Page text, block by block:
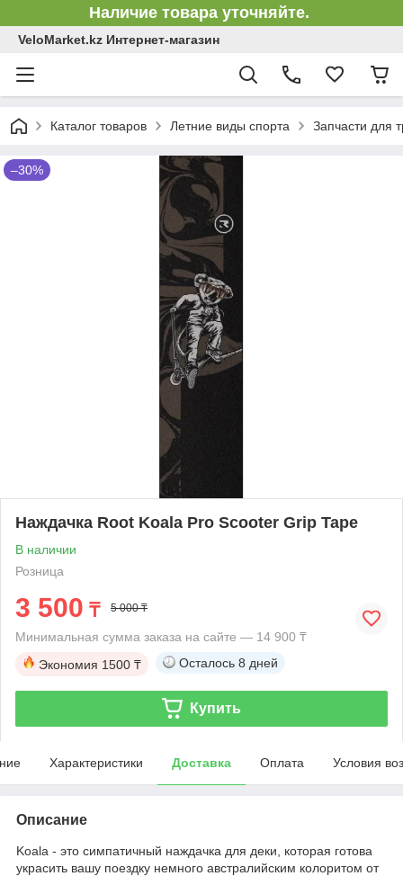
Наличие товара уточняйте.
VeloMarket.kz Интернет-магазин
Каталог товаров Летние виды спорта Запчасти для
–30%
Наждачка Root Koala Pro Scooter Grip Tape
В наличии
Розница
3 500 ₸ 5 000 ₸
Минимальная сумма заказа на сайте — 14 900 ₸
Экономия 1500 ₸ Осталось 8 дней
Купить
Характеристики Доставка Оплата Условия
Описание
Koala - это симпатичный наждачка для деки, которая готова
украсить вашу поездку немного австралийским колоритом от